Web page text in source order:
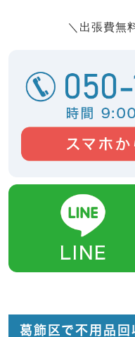
＼出張費無
葛飾区で不用品回